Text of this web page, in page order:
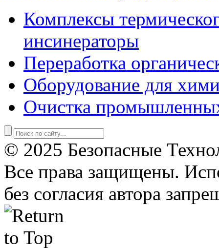
Комплексы
инсинераторы
Переработка
Оборудование для
Очистка
© 2025 Безопасные
Все права защищены.
без согласия автора